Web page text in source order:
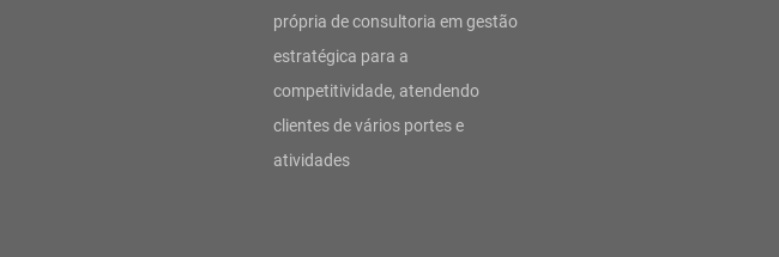
própria de consultoria em gestão
estratégica para a
competitividade, atendendo
clientes de vários portes e
atividades